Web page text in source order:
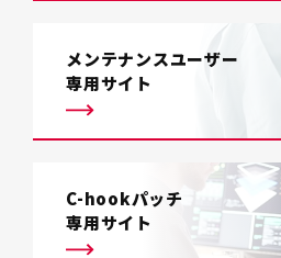
メンテナンスユーザー
専用サイト
C-hookパッチ
専用サイト